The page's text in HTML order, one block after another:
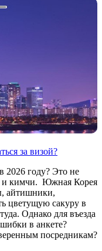
за визой?
году? Это не
и кимчи. Южная Корея
айтишники,
цветущую сакуру в
Однако для въезда
в анкете?
посредникам?